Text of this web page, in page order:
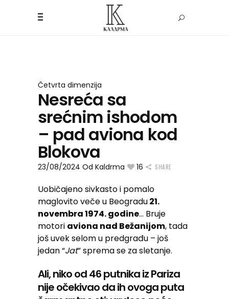
Četvrta dimenzija
Nesreća sa
srećnim ishodom
– pad aviona kod
Blokova
23/08/2024 Od Kaldrma 16 SHARE
Uobičajeno sivkasto i pomalo
maglovito veče u Beogradu21.
novembra 1974. godine… Bruje
motori aviona nad Bežanijom, tada
još uvek selom u predgrađu – još
jedan “Jat” sprema se za sletanje.
Ali, niko od 46 putnika iz Pariza
nije očekivao da ih ovoga puta